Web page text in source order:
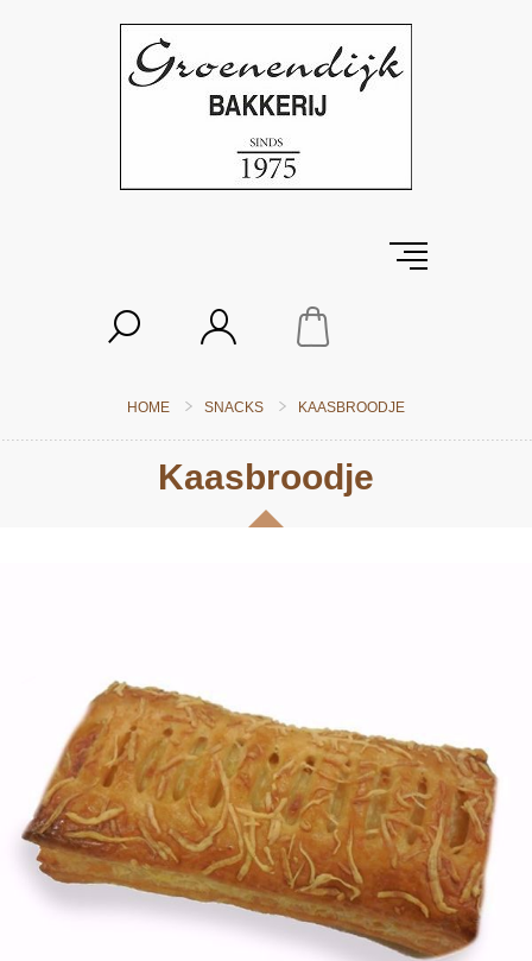
HOME SNACKS KAASBROODJE
Kaasbroodje